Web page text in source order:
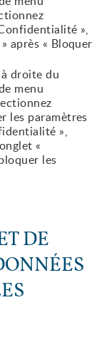
»,
après « Bloquer
droite du
menu
les paramètres
»,
«
les
DE